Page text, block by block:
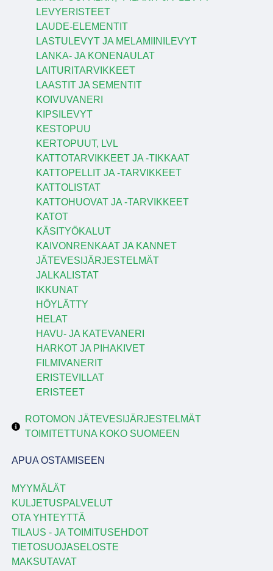
LEVYERISTEET
LAUDE-ELEMENTIT
LASTULEVYT JA MELAMIINILEVYT
LANKA- JA KONENAULAT
LAITURITARVIKKEET
LAASTIT JA SEMENTIT
KOIVUVANERI
KIPSILEVYT
KESTOPUU
KERTOPUUT, LVL
KATTOTARVIKKEET JA -TIKKAAT
KATTOPELLIT JA -TARVIKKEET
KATTOLISTAT
KATTOHUOVAT JA -TARVIKKEET
KATOT
KÄSITYÖKALUT
KAIVONRENKAAT JA KANNET
JÄTEVESIJÄRJESTELMÄT
JALKALISTAT
IKKUNAT
HÖYLÄTTY
HELAT
HAVU- JA KATEVANERI
HARKOT JA PIHAKIVET
FILMIVANERIT
ERISTEVILLAT
ERISTEET
ROTOMON JÄTEVESIJÄRJESTELMÄT
TOIMITETTUNA KOKO SUOMEEN
APUA OSTAMISEEN
MYYMÄLÄT
KULJETUSPALVELUT
OTA YHTEYTTÄ
TILAUS - JA TOIMITUSEHDOT
TIETOSUOJASELOSTE
MAKSUTAVAT